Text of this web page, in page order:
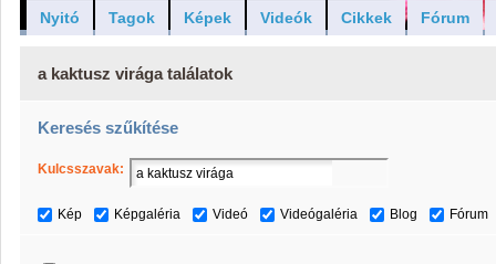
Nyitó Tagok Képek Videók Cikkek Fórum
a kaktusz virága találatok
Keresés szűkítése
Kulcsszavak:
Kép Képgaléria Videó Videógaléria Blog Fórum